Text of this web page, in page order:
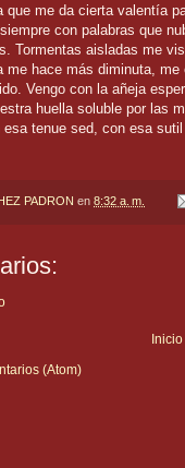
que me da cierta valentía
con palabras que
Tormentas aisladas me
me hace más diminuta,
Vengo con la añeja
huella soluble por las
tenue sed, con esa
PADRON en 8:32 a. m.
Inicio
(Atom)